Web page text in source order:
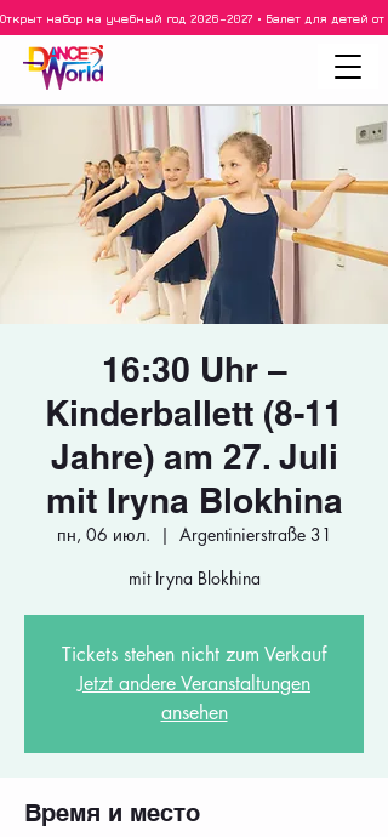
Открыт набор на учебный год 2026–2027 • Балет для детей
16:30 Uhr –
Kinderballett (8-11
Jahre) am 27. Juli
mit Iryna Blokhina
пн, 06 июл.
  |
Argentinierstraße 31
mit Iryna Blokhina
Tickets stehen nicht zum Verkauf
Jetzt andere Veranstaltungen
ansehen
Время и место